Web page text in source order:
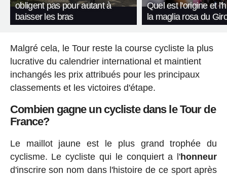
obligent pas pour autant à
baisser les bras
Quel est l'origine et
la maglia rosa du
Malgré cela, le Tour reste la course cycliste la plus
lucrative du calendrier international et maintient
inchangés les prix attribués pour les principaux
classements et les victoires d'étape.
Combien gagne un cycliste dans le Tour de
France?
Le maillot jaune est le plus grand trophée du
cyclisme. Le cycliste qui le conquiert a l'honneur
d'inscrire son nom dans l'histoire de ce sport après